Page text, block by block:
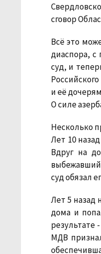
сговор
Всё это
диаспора, с
суд, и
и её
О силе
Несколько
Лет 10
Вдруг на
суд обязал
Лет 5 назад
дома и
результате
МДВ